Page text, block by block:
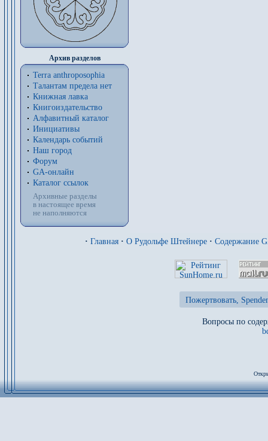
Архив разделов
Terra anthroposophia
Талантам предела нет
Книжная лавка
Книгоиздательство
Алфавитный каталог
Инициативы
Календарь событий
Наш город
Форум
GA-онлайн
Каталог ссылок
Архивные разделы
в настоящее время
не наполняются
· Главная · О Рудольфе Штейнере · Содержание
Пожертвовать,
Вопросы по